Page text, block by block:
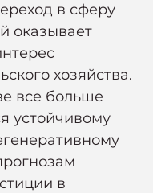
в сферу
оказывает
хозяйства.
все больше
устойчивому
в